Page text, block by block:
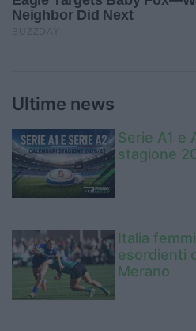
Ultime news
Serie A1 e
stagione
Italia
esordienti
Merano